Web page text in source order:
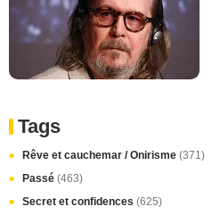
Tags
Rêve et cauchemar / Onirisme (371)
Passé (463)
Secret et confidences (625)